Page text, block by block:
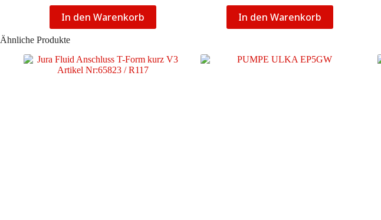
In den Warenkorb In den Warenkorb
Ähnliche Produkte